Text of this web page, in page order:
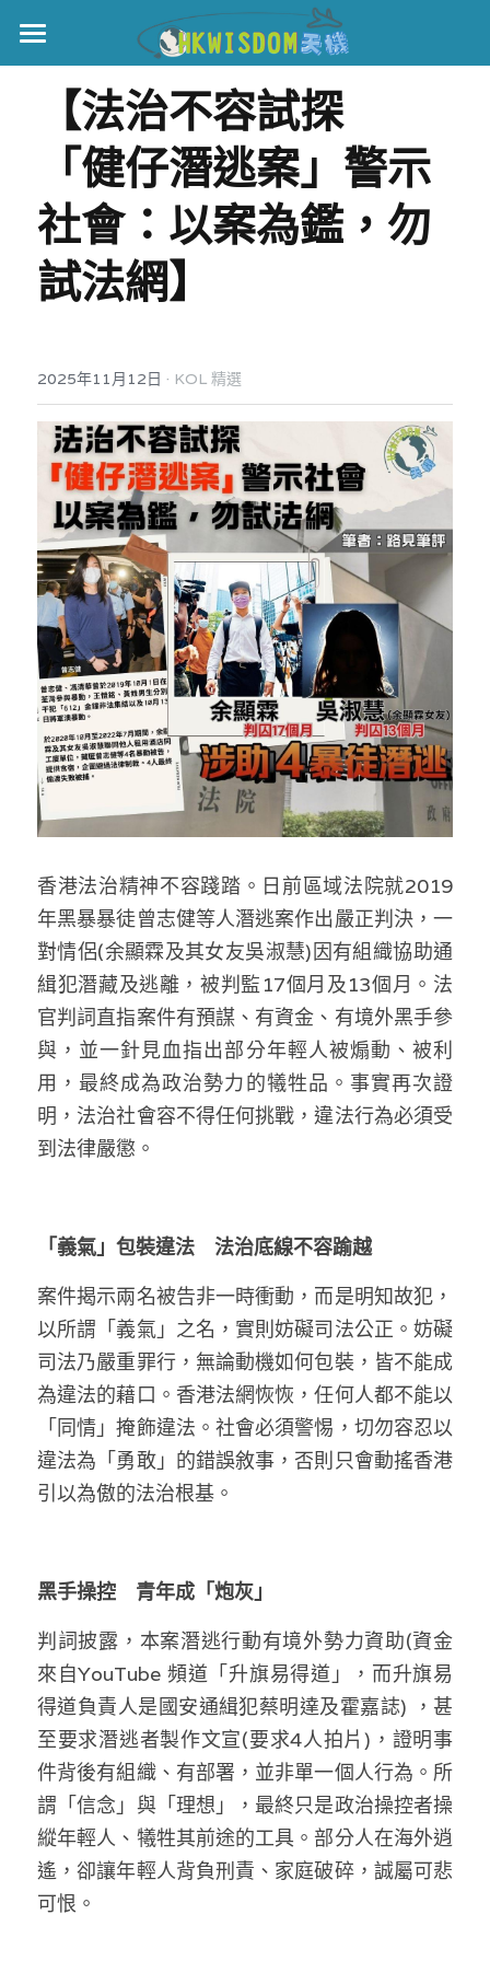
主頁
世界盃
伊美戰爭
黎智英案
正本清源•黎智英案
宏福火災
宏福苑聽證會
宏福火災正視聽
記錄．宏福苑火災
中國
國際
娛樂
反華推手你要知
反華推手懶人包
民主派騙案十式
反華推手起底
美西霸凌內幕
美西極權主義
真相直擊
極端暴恐實錄
KOL 專欄
林淑芳專欄
屈穎妍專欄
朱庭萱專欄
黃萬成專欄
招國偉專欄
高松傑專欄
林伯強專欄
馮煒光專欄
趙處機專欄
KOL 精選
曾子晴 - 晴深直說
龔靜儀大律師專欄
陳貴春大律師專欄
陳子遷律師專欄
羅浚軒專欄
溫志倫專欄
張美雄專欄
莊豪鋒專欄
香港科技專上書院｜專欄
絕密法庭檔案
醫院口岸爆炸案
屠龍小隊案
黎智英案審訊
支聯會案
35+顛覆案
生活
吃喝玩指南
親子
花生仔漫畫週記
關於我們
投稿熱線
商戶合作
支持讚助
條款及細則
關於我們
繁體中文
English
【法治不容試探
「健仔潛逃案」警示
社會：以案為鑑，勿
試法網】
2025年11月12日 · KOL 精選
香港法治精神不容踐踏。日前區域法院就2019
年黑暴暴徒曾志健等人潛逃案作出嚴正判決，一
對情侶(余顯霖及其女友吳淑慧)因有組織協助通
緝犯潛藏及逃離，被判監17個月及13個月。法
官判詞直指案件有預謀、有資金、有境外黑手參
與，並一針見血指出部分年輕人被煽動、被利
用，最終成為政治勢力的犧牲品。事實再次證
明，法治社會容不得任何挑戰，違法行為必須受
到法律嚴懲。
「義氣」包裝違法　法治底線不容踰越
案件揭示兩名被告非一時衝動，而是明知故犯，
以所謂「義氣」之名，實則妨礙司法公正。妨礙
司法乃嚴重罪行，無論動機如何包裝，皆不能成
為違法的藉口。香港法網恢恢，任何人都不能以
「同情」掩飾違法。社會必須警惕，切勿容忍以
違法為「勇敢」的錯誤敘事，否則只會動搖香港
引以為傲的法治根基。
黑手操控　青年成「炮灰」
判詞披露，本案潛逃行動有境外勢力資助(資金
來自YouTube 頻道「升旗易得道」，而升旗易
得道負責人是國安通緝犯蔡明達及霍嘉誌) ，甚
至要求潛逃者製作文宣(要求4人拍片)，證明事
件背後有組織、有部署，並非單一個人行為。所
謂「信念」與「理想」，最終只是政治操控者操
縱年輕人、犧牲其前途的工具。部分人在海外逍
遙，卻讓年輕人背負刑責、家庭破碎，誠屬可悲
可恨。